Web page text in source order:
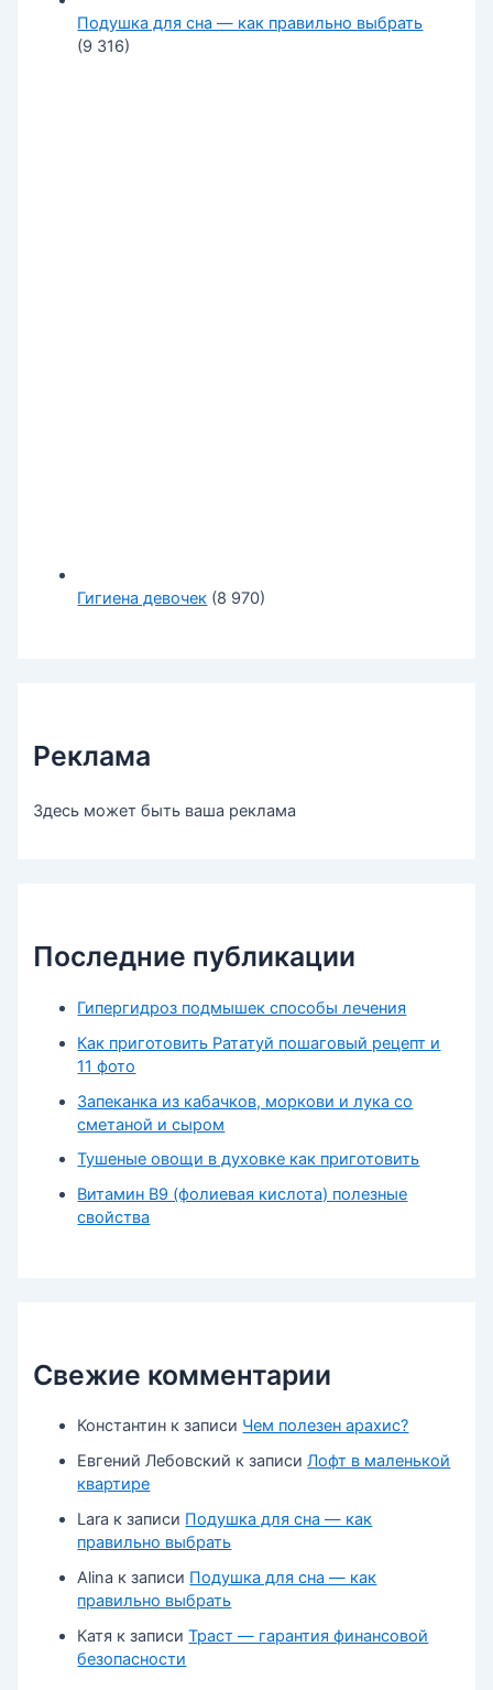
Подушка для сна — как правильно выбрать
(9 316)
Гигиена девочек (8 970)
Реклама
Здесь может быть ваша реклама
Последние публикации
Гипергидроз подмышек способы лечения
Как приготовить Рататуй пошаговый рецепт и
11 фото
Запеканка из кабачков, моркови и лука со
сметаной и сыром
Тушеные овощи в духовке как приготовить
Витамин В9 (фолиевая кислота) полезные
свойства
Свежие комментарии
Константин к записи Чем полезен арахис?
Евгений Лебовский к записиЛофт в маленькой
квартире
Lara к записи Подушка для сна — как
правильно выбрать
Alina к записи Подушка для сна — как
правильно выбрать
Катя к записиТраст — гарантия финансовой
безопасности